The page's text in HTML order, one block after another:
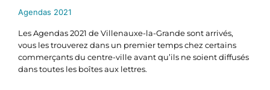
Agendas 2021
Les Agendas 2021 de Villenauxe-la-Grande sont arrivés,
vous les trouverez dans un premier temps chez certains
commerçants du centre-ville avant qu’ils ne soient diffusés
dans toutes les boîtes aux lettres.